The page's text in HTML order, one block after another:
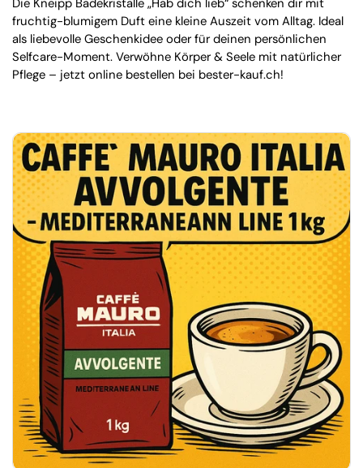
Die Kneipp Badekristalle „Hab dich lieb“ schenken dir mit
fruchtig-blumigem Duft eine kleine Auszeit vom Alltag. Ideal
als liebevolle Geschenkidee oder für deinen persönlichen
Selfcare-Moment. Verwöhne Körper & Seele mit natürlicher
Pflege – jetzt online bestellen bei bester-kauf.ch!